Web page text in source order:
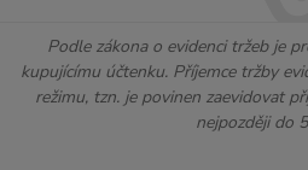
Podle zákona o evidenci tržeb je
kupujícímu účtenku. Příjemce tržby
režimu, tzn. je povinen zaevidovat
nejpozději do